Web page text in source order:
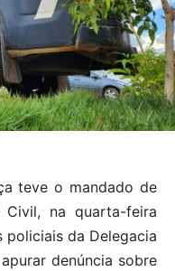
teve o mandado de
na quarta-feira
policiais da Delegacia
denúncia sobre